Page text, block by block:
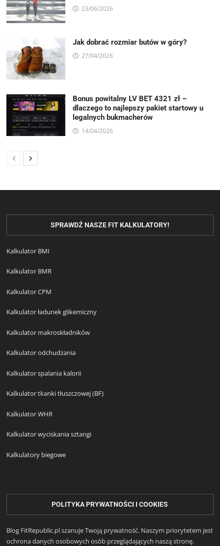
23/06/2026
Jak dobrać rozmiar butów w góry?
27/04/2026
Bonus powitalny LV BET 4321 zł –
dlaczego to najlepszy pakiet startowy u
legalnych bukmacherów
14/04/2026
SPRAWDŹ NASZE FIT KALKULATORY!
Kalkulator BMI
Kalkulator BMR
Kalkulator CPM
Kalkulator ładunek glikemiczny
Kalkulator makroskładników
Kalkulator odchudzania
Kalkulator spalania kalorii
Kalkulator tkanki tłuszczowej (BF)
Kalkulator WHR
Kalkulator wyciskania sztangi
Kalkulatory biegowe
POLITYKA PRYWATNOŚCI I COOKIES
Blog FitRepublic.pl szanuje Twoją prywatność. Naszym priorytetem jest
ochrona danych osobowych osób przeglądających naszą stronę.